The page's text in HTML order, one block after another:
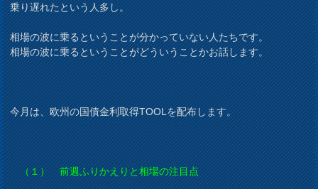
乗り遅れたという人多し。
相場の波に乗るということが分かっていない人たちです。
相場の波に乗るということがどういうことかお話します。
今月は、欧州の国債金利取得TOOLを配布します。
（１） 前週ふりかえりと相場の注目点